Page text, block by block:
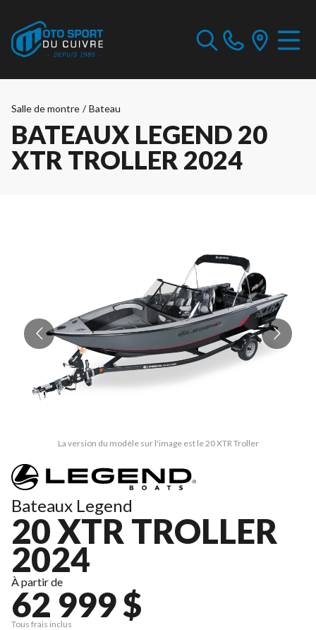
Salle de montre / Bateau
BATEAUX LEGEND 20
XTR TROLLER 2024
La version du modèle sur l'image est le 20 XTR Troller
Bateaux Legend
20 XTR TROLLER
2024
À partir de
62 999 $
Tous frais inclus